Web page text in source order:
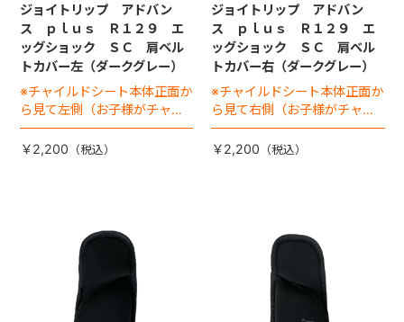
ジョイトリップ アドバン
ス ｐｌｕｓ Ｒ１２９ エ
ッグショック ＳＣ 肩ベル
トカバー左（ダークグレー）
※チャイルドシート本体正面か
ら見て左側（お子様がチャイ
ルドシートに座った状態で右
手側となります）
￥2,200
ジョイトリップ アドバン
ス ｐｌｕｓ Ｒ１２９ エ
ッグショック ＳＣ 肩ベル
トカバー右（ダークグレー）
※チャイルドシート本体正面か
ら見て右側（お子様がチャイ
ルドシートに座った状態で左
手側となります）
￥2,200